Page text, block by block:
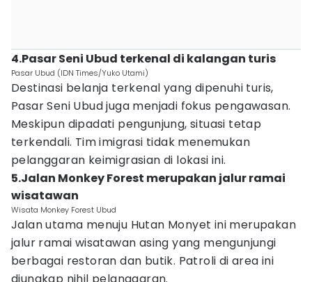
4.Pasar Seni Ubud terkenal di kalangan turis
Pasar Ubud (IDN Times/Yuko Utami)
Destinasi belanja terkenal yang dipenuhi turis,
Pasar Seni Ubud juga menjadi fokus pengawasan.
Meskipun dipadati pengunjung, situasi tetap
terkendali. Tim imigrasi tidak menemukan
pelanggaran keimigrasian di lokasi ini.
5.Jalan Monkey Forest merupakan jalur ramai
wisatawan
Wisata Monkey Forest Ubud
Jalan utama menuju Hutan Monyet ini merupakan
jalur ramai wisatawan asing yang mengunjungi
berbagai restoran dan butik. Patroli di area ini